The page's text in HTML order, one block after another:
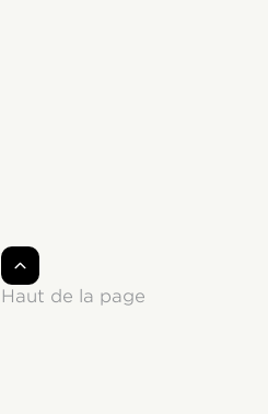
Haut de la page